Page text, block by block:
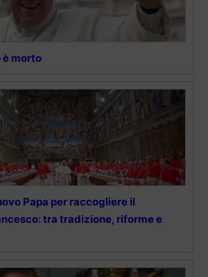
è morto
Papa per raccogliere il
tra tradizione, riforme e